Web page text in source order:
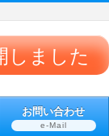
しました
お問い合わせ
e-Mail